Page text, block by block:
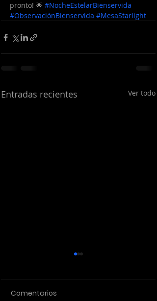
pronto! 🌟 #NocheEstelarBienservida
#ObservaciónBienservida #MesaStarlight
Entradas recientes Ver todo
Comentarios